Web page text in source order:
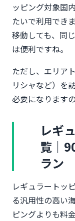
ッピング対象国
たいで利用でき
移動しても、同
は便利ですね。
ただし、エリア
リシャなど）を
必要になります
レギ
覧｜
ラン
レギュラートッ
る汎用性の高い
ピングよりも料